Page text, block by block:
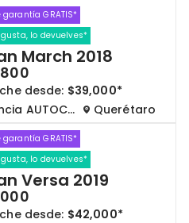
Querétaro
Ver autos
garantía GRATIS*
lo devuelves*
March 2018
desde: $39,000*
AUTOCOM
Querétaro
garantía GRATIS*
lo devuelves*
Versa 2019
desde: $42,000*